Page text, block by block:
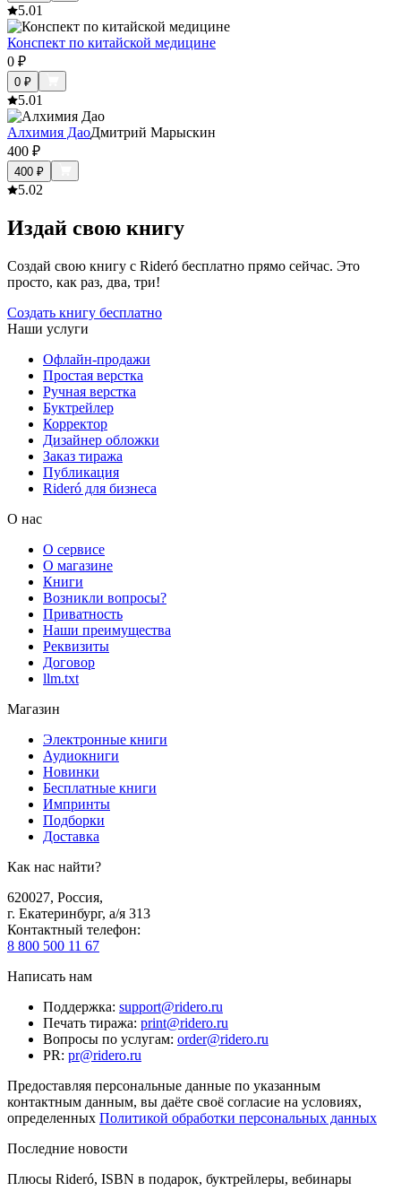
5.01
Конспект по китайской медицине
0 ₽
0 ₽
5.01
Алхимия ДаоДмитрий Марыскин
400 ₽
400 ₽
5.02
Издай свою книгу
Создай свою книгу с Rideró бесплатно прямо сейчас. Это
просто, как раз, два, три!
Создать книгу бесплатно
Наши услуги
Офлайн-продажи
Простая верстка
Ручная верстка
Буктрейлер
Корректор
Дизайнер обложки
Заказ тиража
Публикация
Rideró для бизнеса
О нас
О сервисе
О магазине
Книги
Возникли вопросы?
Приватность
Наши преимущества
Реквизиты
Договор
llm.txt
Магазин
Электронные книги
Аудиокниги
Новинки
Бесплатные книги
Импринты
Подборки
Доставка
Как нас найти?
620027, Россия,
г. Екатеринбург, а/я 313
Контактный телефон:
8 800 500 11 67
Написать нам
Поддержка: support@ridero.ru
Печать тиража: print@ridero.ru
Вопросы по услугам: order@ridero.ru
PR: pr@ridero.ru
Предоставляя персональные данные по указанным
контактным данным, вы даёте своё согласие на условиях,
определенных Политикой обработки персональных данных
Последние новости
Плюсы Rideró, ISBN в подарок, буктрейлеры, вебинары